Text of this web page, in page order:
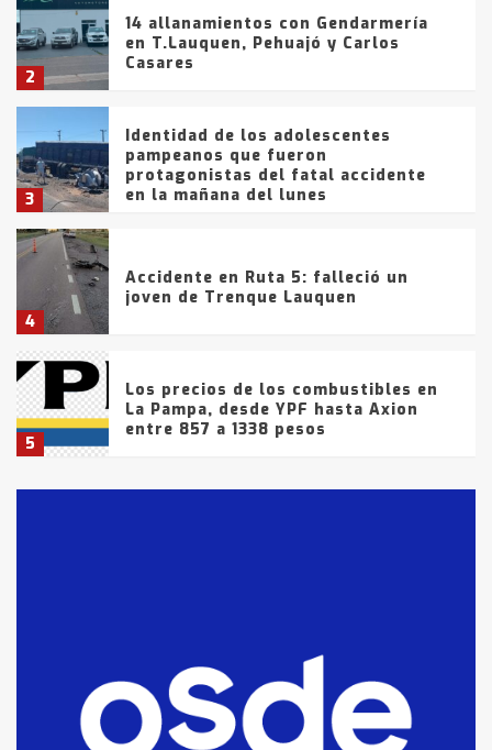
2
14 allanamientos con Gendarmería
en T.Lauquen, Pehuajó y Carlos
Casares
3
Identidad de los adolescentes
pampeanos que fueron
protagonistas del fatal accidente
en la mañana del lunes
4
Accidente en Ruta 5: falleció un
joven de Trenque Lauquen
5
Los precios de los combustibles en
La Pampa, desde YPF hasta Axion
entre 857 a 1338 pesos
fueron detenidos por
comercialización de drogas en la
tarde del sábado